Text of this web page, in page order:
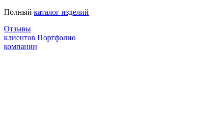
Полный каталог изделий
Отзывы
клиентов Портфолио
компании